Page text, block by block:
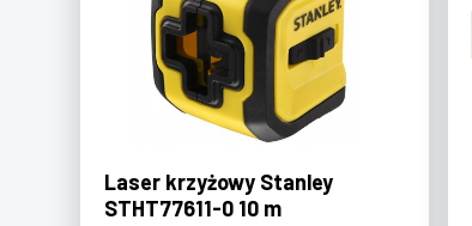
Laser krzyżowy Stanley
STHT77611-0 10 m